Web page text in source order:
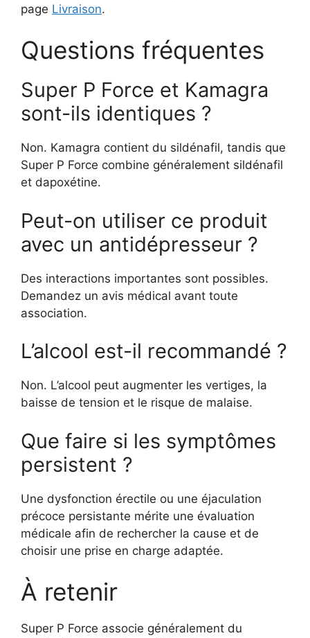
page Livraison.
Questions fréquentes
Super P Force et Kamagra
sont-ils identiques ?
Non. Kamagra contient du sildénafil, tandis que
Super P Force combine généralement sildénafil
et dapoxétine.
Peut-on utiliser ce produit
avec un antidépresseur ?
Des interactions importantes sont possibles.
Demandez un avis médical avant toute
association.
L’alcool est-il recommandé ?
Non. L’alcool peut augmenter les vertiges, la
baisse de tension et le risque de malaise.
Que faire si les symptômes
persistent ?
Une dysfonction érectile ou une éjaculation
précoce persistante mérite une évaluation
médicale afin de rechercher la cause et de
choisir une prise en charge adaptée.
À retenir
Super P Force associe généralement du